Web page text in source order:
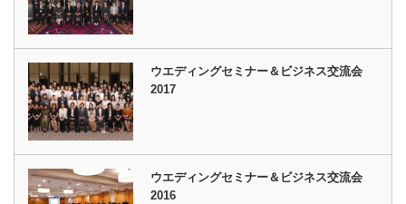
ウエディングセミナー＆ビジネス交流会
2017
ウエディングセミナー＆ビジネス交流会
2016